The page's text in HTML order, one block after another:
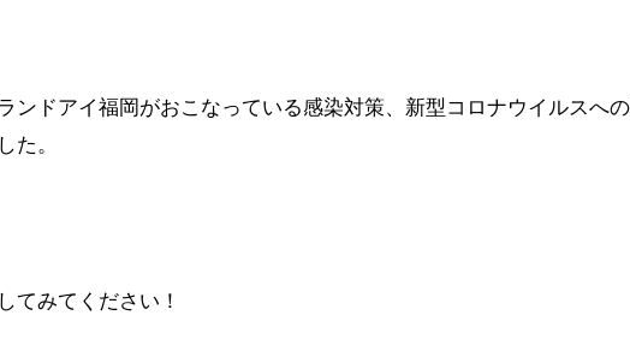
ンドアイ福岡がおこなっている感染対策、新型コロナウイルスへ
た。
てみてください！